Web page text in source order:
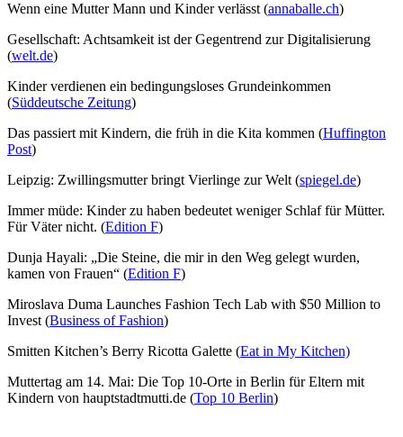
Wenn eine Mutter Mann und Kinder verlässt (annaballe.ch)
Gesellschaft: Achtsamkeit ist der Gegentrend zur Digitalisierung
(welt.de)
Kinder verdienen ein bedingungsloses Grundeinkommen
(Süddeutsche Zeitung)
Das passiert mit Kindern, die früh in die Kita kommen (Huffington
Post)
Leipzig: Zwillingsmutter bringt Vierlinge zur Welt (spiegel.de)
Immer müde: Kinder zu haben bedeutet weniger Schlaf für Mütter.
Für Väter nicht. (Edition F)
Dunja Hayali: „Die Steine, die mir in den Weg gelegt wurden,
kamen von Frauen“ (Edition F)
Miroslava Duma Launches Fashion Tech Lab with $50 Million to
Invest (Business of Fashion)
Smitten Kitchen’s Berry Ricotta Galette (Eat in My Kitchen)
Muttertag am 14. Mai: Die Top 10-Orte in Berlin für Eltern mit
Kindern von hauptstadtmutti.de (Top 10 Berlin)